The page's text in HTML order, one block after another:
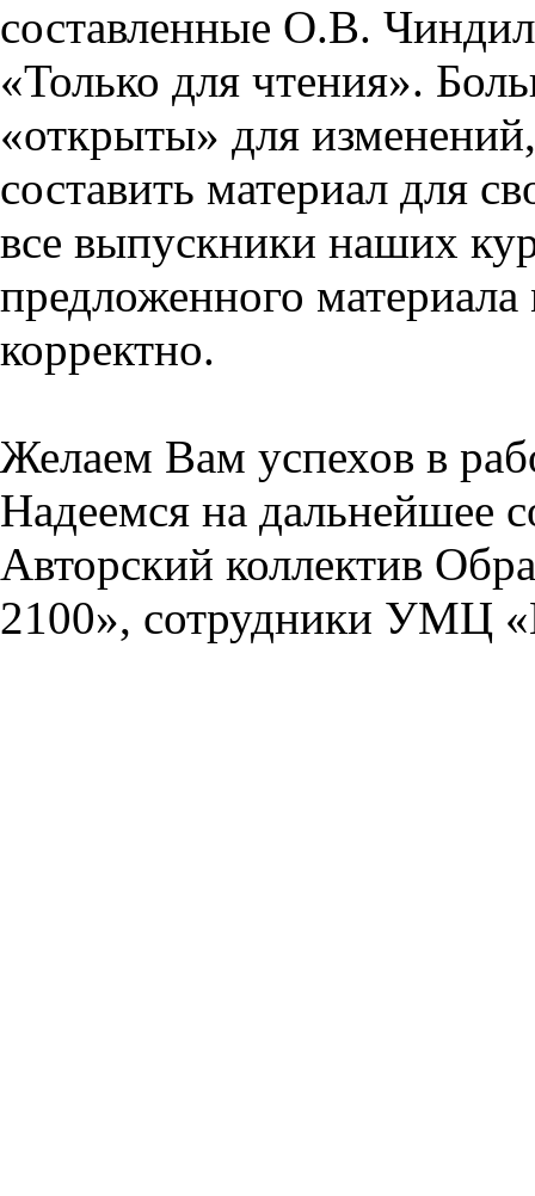
составленные О.В.
«Только для чтения».
«открыты» для
составить материал для
все выпускники наших
предложенного
корректно.
Желаем Вам успехов в
Надеемся на дальнейшее
Авторский коллектив
2100», сотрудники УМЦ